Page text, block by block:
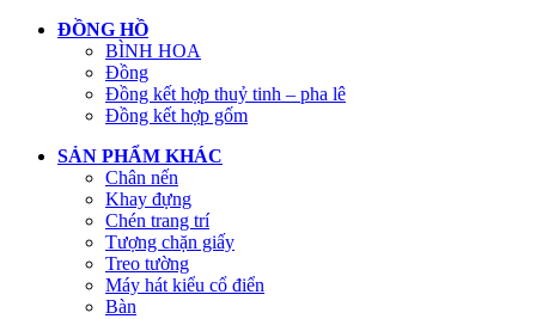
ĐỒNG HỒ
BÌNH HOA
Đồng
Đồng kết hợp thuỷ tinh – pha lê
Đồng kết hợp gốm
SẢN PHẨM KHÁC
Chân nến
Khay đựng
Chén trang trí
Tượng chặn giấy
Treo tường
Máy hát kiểu cổ điển
Bàn